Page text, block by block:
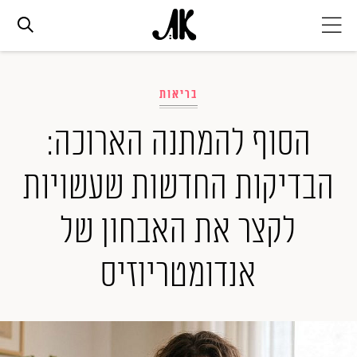
אופנה
ביוטי
סלבס
המגזין
בריאות
הסוף להמתנה הארוכה:
הבדיקות החדשות שעשויות
לקצר את האבחון של
אנדומטריוזיס